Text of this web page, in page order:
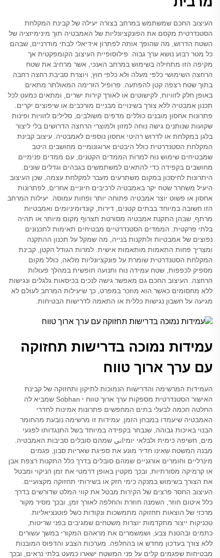
העיצוב החכם שמשתמש במרחב בצורה יעילה של קבינת המקלחת
הסטנדרטית מקסם את הפונקציונליות של האמבטיה תוך מינימיזציה של
השטח הדרוש, מה שהופך אותה לפתרון אידיאלי לבתי מודרניים, שבהם
כל מטר רבוע נושא ערך גבוה. פילוסופיית העיצוב הקומפקטית אך
מקיפה הזו מתחילה בשימוש במרחב האנכי, אשר מרחיב את שטח
הרחצה השימושי כלפי מעלה ולא כלפי חוץ, ויוצרת סביבת רחצה רחבה
בתוך שטח רצפה קטן להפתעה. פרופיל הזרימה המאולתר מתאים
באופן חלק לזוויות, לקישוטים או לאורך קירות ישרים, ומתאים כמעט לכל
תכנון אמבטיה ללא צורך בשינויים מבניים מורכבים או שיפוצים יקרים.
פתרונות אחסון מובנים כוללים מדפים משולבים, סלילים לזוויות ופינות
שקועות שנותנים גישה נוחה למזון ולמוצרי הרחצה הדרושים בלי ליצור
בלגן במקלחת או לדרוש רהיטי אחסון נוספים לאמבטיה. עיצוב קבינת
המקלחת הסטנדרטית כולל היבטים ארוגונומיים מחושבים היטב
שמבטיחים שימוש נוח למרות הממדים הקטנים, עם ממדים פנימיים
מחושבים בקפידה כדי להתאים למשתמשים בגבהים וגדלים שונים.
היתרונות לחיסכון במקום משתרעים מעבר למקלחת עצמה, שכן העיצוב
היעיל משחרר שטח יקר באמבטיה לרכיבים חיוניים אחרים, לפתרונות
אחסון או פשוט יוצר אמבטיה פתוחה יותר ופחות עמוסה. יעילות המרחב
הזו חשובה במיוחד בבתים קטנים, דירות, קונדומיניומים ואמבטיות
מרתף, שבהן התקנת אמבטיה מסורטת תצרוף מקום מיותר או תהיה
בלתי פרקטית. הממדים הסטנדרטיים מבטיחים תאימות לתכנונים
נפוצים של אמבטיות ולתקנות בנייה, מה שמקל על תכנון ההתקנה
ומצריך פחות התאמות מותאמות אישית. למרות הגודל הקטן, קבינת
המקלחת הסטנדרטית שומרת על פונקציונליות מלאה, כולל מקום
מספיק לכפפות, שטח עמידה נוח ותנועה חופשית במהלך פעולות
הרחצה. העיצוב החכם גם מאפשר גישה לנכים בכיסאות גלגלים ונגישות
ללא מחסומים כאשר הוא מוזכר במפרט, כך שיעילות המרחב לעולם לא
מגיעה על חשבון נגישות כללית או התאמה לדרישות הבטיחות.
עמידות נמוכה בדרישות תחזוקה
עם ערך ארוך טווח
העמידות המרשימה והדרישות הנמוכות לתיקון ותחזוקה של קבינת
האישור הסטנדרטית מספקות ערך ארוך טווח י Sobhan שמביא לה
החלטה חכמה לבעלי בתים המחפשים פתרונות אמינות לחדרי
האמבטיה שיעמדו במבחן הזמן. עמידות זו מרשימה נובעת מהחומר
הבנוי באיכות גבוהה, שנבחר בקפידה במיוחד בשל התנגדותו לפגעי
מים, חשיפה כימית ולבלאי יומיاني שמהם סובלים סביבות האמבטיה.
מבנה המשטח שאינו חדיר מונע את ספיגת שאריות סבון, פגמים
מינרליים וחומרים אורגניים שמהם סובלים בדרך כלל התקנות רצפת אבן
או קרמיקה מסורתיות, ובכך מקטין באופן דרמטי את זמן הניקוי ומבטל
את הצורך בשימוש במנקה כימי חזק או בשירותי תחזוקה מקצועיים.
העיצוב החסר פרצים של הקירות מבטל את קווי המלט שדורשים בדרך
כלל איטום חוזר, השמנה חוזרת והחלפה לאורך זמן, ובכך מסיר מקור
מרכזי של הוצאות תחזוקה מתמשכות ונקודות כשל פוטנציאליות.
טכניקות ייצור מתקדמות יוצרות משטחים שמגיבים בפני שריטות,
כתמים ובהטנת צבע, ושמשמרים את מראהם המקורי במשך עשורים
ללא צורך בעדכון מחדש או בהחלפה. מערכות הצבע והדפוס המובנות
מבטיחות שפגמים קלים על פני המשטח ישארו כמעט בלתי נראים, ובכך